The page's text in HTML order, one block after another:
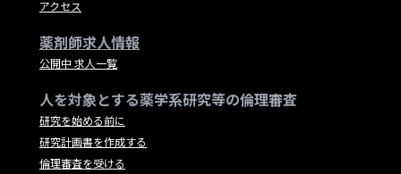
アクセス
薬剤師求人情報
公開中 求人一覧
人を対象とする薬学系研究等の倫理審査
研究を始める前に
研究計画書を作成する
倫理審査を受ける